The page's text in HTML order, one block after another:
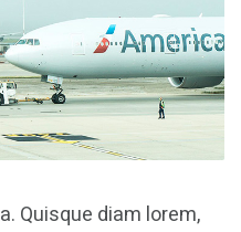
Quisque diam lorem,